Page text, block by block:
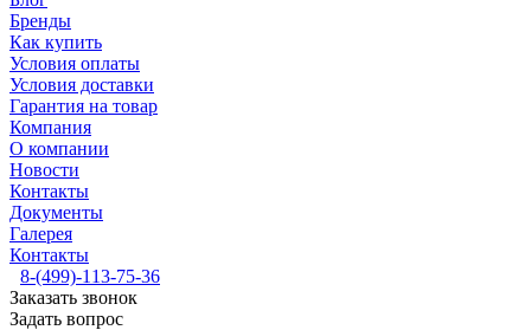
Бренды
Как купить
Условия оплаты
Условия доставки
Гарантия на товар
Компания
О компании
Новости
Контакты
Документы
Галерея
Контакты
8-(499)-113-75-36
Заказать звонок
Задать вопрос